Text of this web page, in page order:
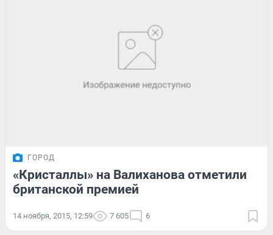
ГОРОД
«Кристаллы» на Валиханова отметили
британской премией
14 ноября, 2015, 12:59 7 605 6